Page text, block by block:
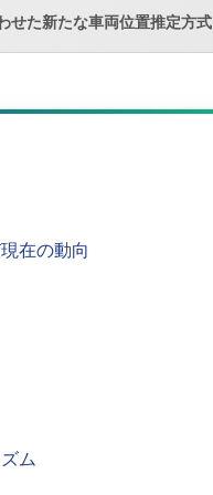
せた新たな車両位置推定方式
在の動向
ム